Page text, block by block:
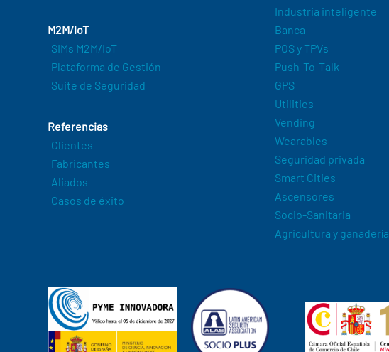
M2M/IoT
SIMs M2M/IoT
Plataforma de Gestión
Suite de Seguridad
Referencias
Clientes
Fabricantes
Aliados
Casos de éxito
Industria inteligente
Banca
POS y TPVs
Push-To-Talk
GPS
Utilities
Vending
Wearables
Seguridad privada
Smart Cities
Ascensores
Socio-Sanitaria
Agricultura y ganadería